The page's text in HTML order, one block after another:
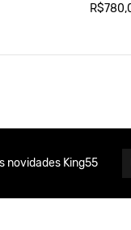
novidades King55